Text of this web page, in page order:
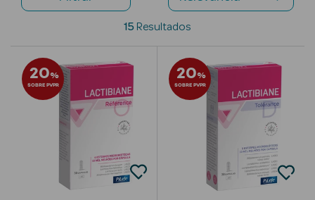
Cicatrizantes
Depilatórios
Bronzeadores
15 Resultados
20%
SOBRE PVPR
20%
SOBRE PVPR